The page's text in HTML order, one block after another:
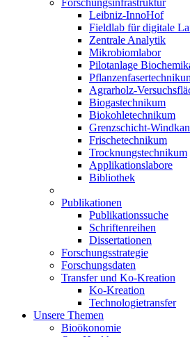
Forschungsinfrastruktur
Leibniz-InnoHof
Fieldlab für digitale
Zentrale Analytik
Mikrobiomlabor
Pilotanlage
Agrarholz-
Biogastechnikum
Biokohletechnikum
Grenzschicht-
Frischetechnikum
Trocknungstechnikum
Applikationslabore
Bibliothek
Publikationen
Publikationssuche
Schriftenreihen
Dissertationen
Forschungsstrategie
Forschungsdaten
Transfer und Ko-Kreation
Ko-Kreation
Technologietransfer
Unsere Themen
Bioökonomie